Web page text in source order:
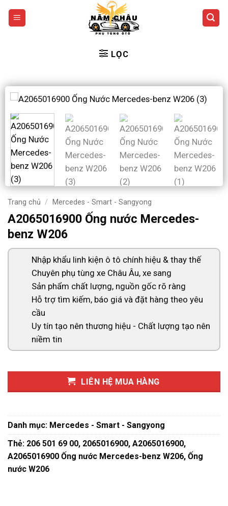
qua
LỌC
Trang chủ / Mercedes - Smart - Sangyong
A2065016900 Ống nước Mercedes-
benz W206
Nhập khẩu linh kiện ô tô chính hiệu & thay thế
Chuyên phụ tùng xe Châu Âu, xe sang
Sản phẩm chất lượng, nguồn gốc rõ ràng
Hỗ trợ tìm kiếm, báo giá và đặt hàng theo yêu
cầu
Uy tín tạo nên thương hiệu - Chất lượng tạo nên
niềm tin
LIÊN HỆ MUA HÀNG
Danh mục: Mercedes - Smart - Sangyong
Thẻ: 206 501 69 00, 2065016900, A2065016900,
A2065016900 Ống nước Mercedes-benz W206, Ống
nước W206